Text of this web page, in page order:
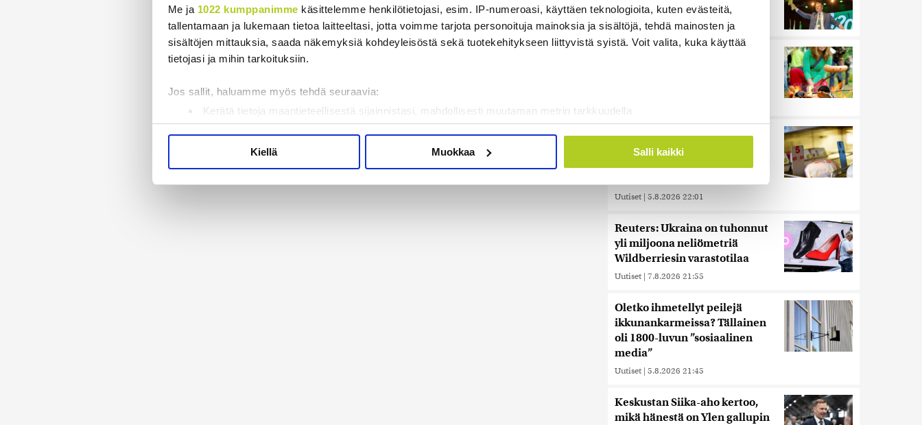
Me ja 1022 kumppanimme käsittelemme henkilötietojasi, esim. IP-numeroasi, käyttäen teknologioita, kuten evästeitä,
tallentamaan ja lukemaan tietoa laitteeltasi, jotta voimme tarjota personoituja mainoksia ja sisältöjä, tehdä mainosten ja
sisältöjen mittauksia, saada näkemyksiä kohdeyleisöstä sekä tuotekehitykseen liittyvistä syistä. Voit valita, kuka käyttää
tietojasi ja mihin tarkoituksiin.
Jos sallit, haluamme myös tehdä seuraavia:
Kerätä tietoja maantieteellisestä sijainnistasi, mahdollisesti muutaman metrin tarkkuudella
Tunnistaa laitteesi skannaamalla sen ominaispiirteitä aktiivisesti (sormenjäljen muodostaminen)
Lue lisää siitä, miten henkilötietojasi käsitellään ja miten voit määrittää asetuksesi
. Voit muuttaa
Käytämme evästeitä tarjoamamme sisällön ja mainosten räätälöimiseen, sosiaalisen median ominaisuuksien tukemiseen
kumppaneillemme tietoja siitä, miten käytät sivustoamme. Kumppanimme voivat yhdistää näitä tietoja muihin tietoihin, joita
olet antanut heille tai joita on kerätty, kun olet käyttänyt heidän palvelujaan. Tietoja saatetaan myös siirtää ulkomaille.
Kiellä Muokkaa Salli kaikki
Uutiset
Nämä ihmiset sairastuvat
muita herkemmin sydän- ja
Uutiset | 5.8.2026 22:01
Reuters: Ukraina on tuhonnut
yli miljoona neliömetriä
Wildberriesin varastotilaa
Uutiset | 7.8.2026 21:55
Oletko ihmetellyt peilejä
ikkunankarmeissa? Tällainen
oli 1800-luvun ”sosiaalinen
media”
Uutiset | 5.8.2026 21:45
Keskustan Siika-aho kertoo,
mikä hänestä on Ylen gallupin